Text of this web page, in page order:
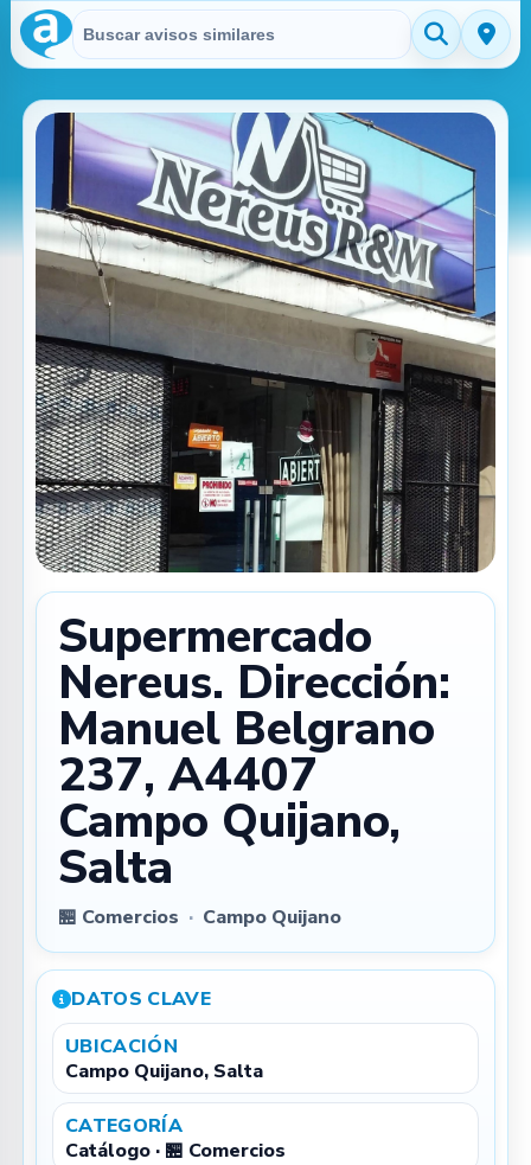
Buscar en Avisitos
Supermercado
Nereus. Dirección:
Manuel Belgrano
237, A4407
Campo Quijano,
Salta
🏪 Comercios · Campo Quijano
DATOS CLAVE
UBICACIÓN
Campo Quijano, Salta
CATEGORÍA
Catálogo · 🏪 Comercios